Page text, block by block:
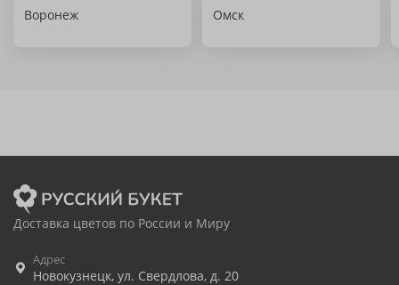
Воронеж Омск
Доставка цветов по России и Миру
Адрес
Новокузнецк, ул. Свердлова, д. 20